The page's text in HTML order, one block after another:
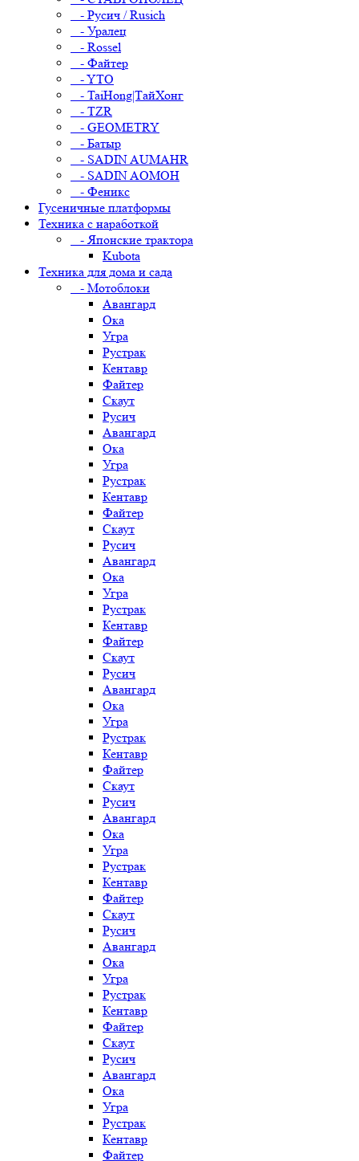
- Русич / Rusich
- Уралец
- Rossel
- Файтер
- YTO
- TaiHong|ТайХонг
- TZR
- GEOMETRY
- Батыр
- SADIN AUMAHR
- SADIN AOMOH
- Феникс
Гусеничные платформы
Техника с наработкой
- Японские трактора
Kubota
Техника для дома и сада
- Мотоблоки
Авангард
Ока
Угра
Рустрак
Кентавр
Файтер
Скаут
Русич
Авангард
Ока
Угра
Рустрак
Кентавр
Файтер
Скаут
Русич
Авангард
Ока
Угра
Рустрак
Кентавр
Файтер
Скаут
Русич
Авангард
Ока
Угра
Рустрак
Кентавр
Файтер
Скаут
Русич
Авангард
Ока
Угра
Рустрак
Кентавр
Файтер
Скаут
Русич
Авангард
Ока
Угра
Рустрак
Кентавр
Файтер
Скаут
Русич
Авангард
Ока
Угра
Рустрак
Кентавр
Файтер